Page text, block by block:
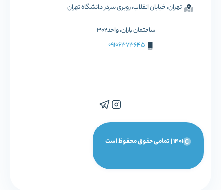
تهران، خیابان انقلاب، روبری سردر دانشگاه تهران
ساختمان باران، واحد302
09106373645
1401 | تمامی حقوق محفوظ است